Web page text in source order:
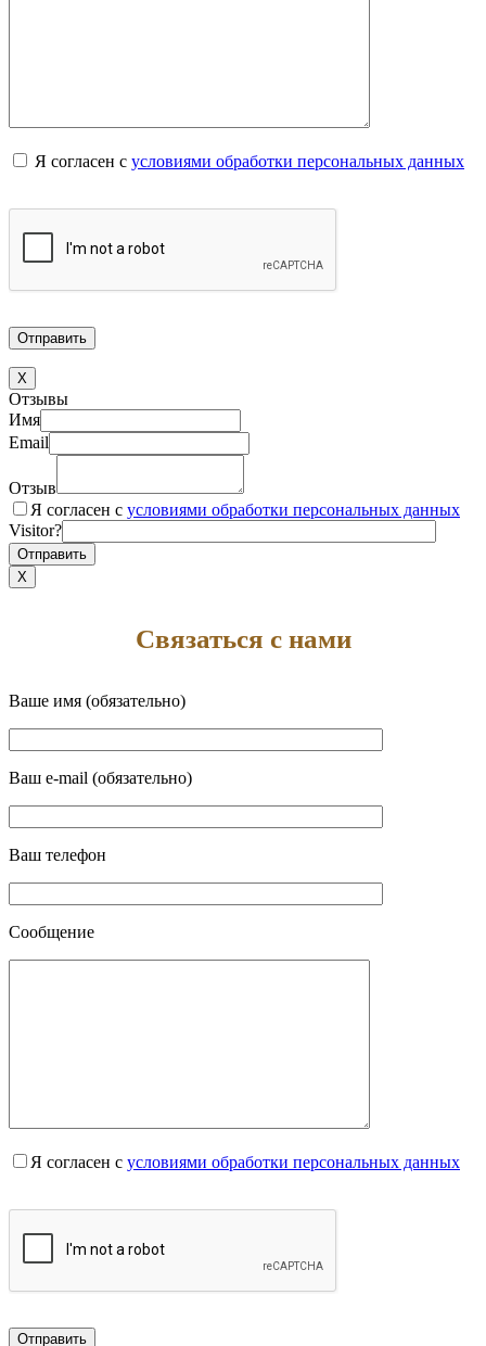
Я согласен с условиями обработки персональных данных
X
Отзывы
Имя
Email
Отзыв
Я согласен с условиями обработки персональных данных
Visitor?
X
Связаться с нами
Ваше имя (обязательно)
Ваш e-mail (обязательно)
Ваш телефон
Сообщение
Я согласен с условиями обработки персональных данных